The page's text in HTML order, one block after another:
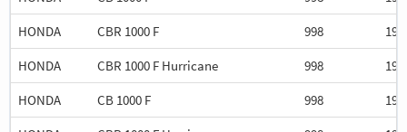
HONDA
CBR 1000 F 998
HONDA
CBR 1000 F Hurricane 998
HONDA
CB 1000 F 998